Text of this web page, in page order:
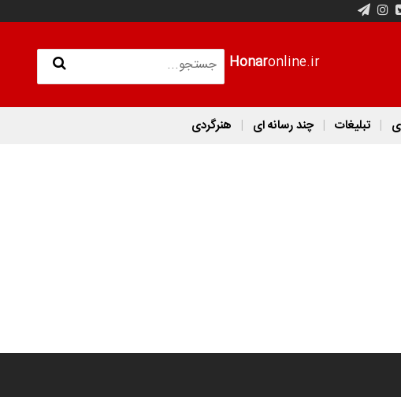
Honaronline.ir
تبلیغات چند رسانه ای هنرگردی